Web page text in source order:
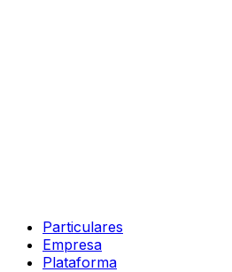
Particulares
Empresa
Plataforma